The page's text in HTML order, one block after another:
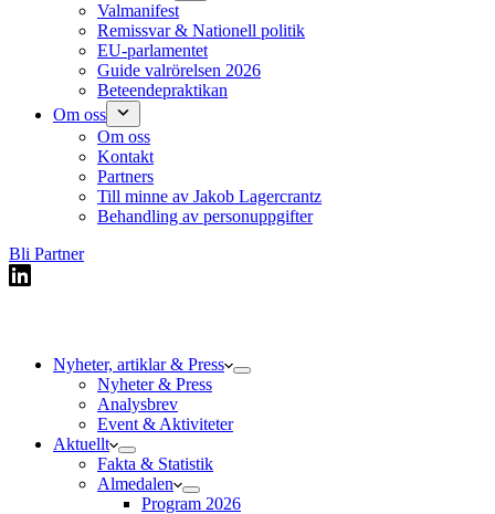
Valmanifest
Remissvar & Nationell politik
EU-parlamentet
Guide valrörelsen 2026
Beteendepraktikan
Om oss
Om oss
Kontakt
Partners
Till minne av Jakob Lagercrantz
Behandling av personuppgifter
Bli Partner
Nyheter, artiklar & Press
Nyheter & Press
Analysbrev
Event & Aktiviteter
Aktuellt
Fakta & Statistik
Almedalen
Program 2026